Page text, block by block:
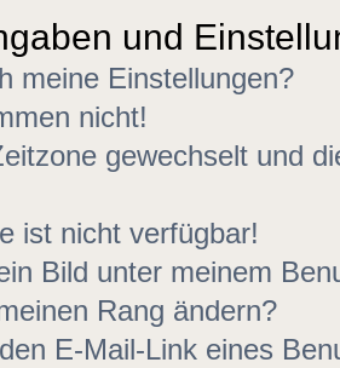
und
meine Einstellungen?
nicht!
gewechselt und
ist nicht verfügbar!
Bild unter meinem
Rang ändern?
E-Mail-Link eines